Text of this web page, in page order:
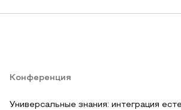
Конференция
Универсальные знания: интеграция